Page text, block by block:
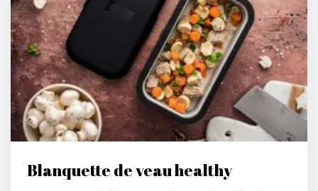
Blanquette de veau healthy